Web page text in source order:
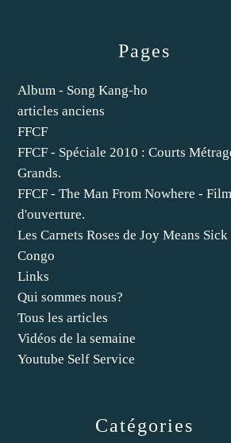
Catégories
Pages
Album - Song Kang-ho
articles anciens
FFCF
FFCF - Spéciale 2010 : Courts
Grands.
FFCF - The Man From Nowhere - Film
d'ouverture.
Les Carnets Roses de Joy Means Sick
Congo
Links
Qui sommes nous?
Tous les articles
Vidéos de la semaine
Youtube Self Service